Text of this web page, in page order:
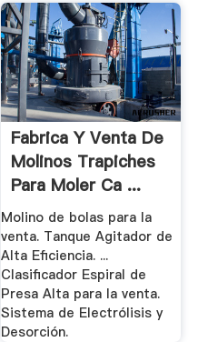
Fabrica Y Venta De
Molinos Trapiches
Para Moler Ca ...
Molino de bolas para la
venta. Tanque Agitador de
Alta Eficiencia. ...
Clasificador Espiral de
Presa Alta para la venta.
Sistema de Electrólisis y
Desorción.